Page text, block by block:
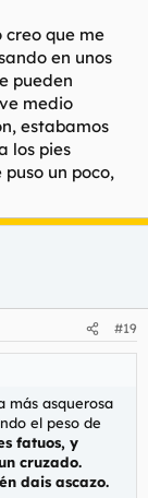
creo que me
en unos
pueden
medio
estabamos
los pies
un poco,
#19
más asquerosa
el peso de
fatuos, y
cruzado.
dais ascazo.